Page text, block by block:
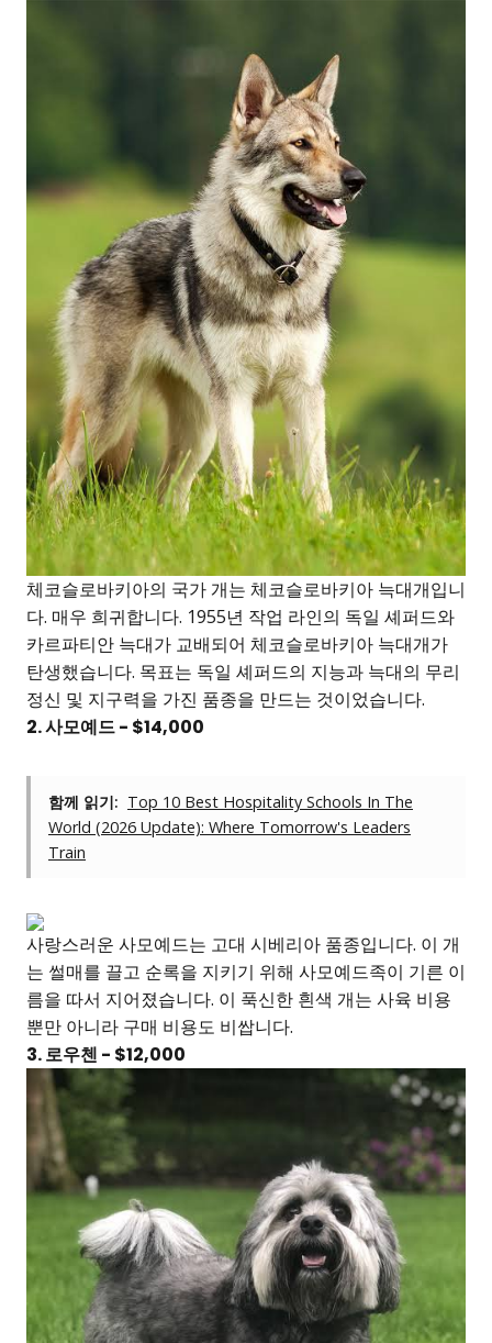
체코슬로바키아의 국가 개는 체코슬로바키아 늑대개입니
다. 매우 희귀합니다. 1955년 작업 라인의 독일 셰퍼드와
카르파티안 늑대가 교배되어 체코슬로바키아 늑대개가
탄생했습니다. 목표는 독일 셰퍼드의 지능과 늑대의 무리
정신 및 지구력을 가진 품종을 만드는 것이었습니다.
2. 사모예드 - $14,000
함께 읽기: Top 10 Best Hospitality Schools In The
World (2026 Update): Where Tomorrow's Leaders
Train
사랑스러운 사모예드는 고대 시베리아 품종입니다. 이 개
는 썰매를 끌고 순록을 지키기 위해 사모예드족이 기른 이
름을 따서 지어졌습니다. 이 푹신한 흰색 개는 사육 비용
뿐만 아니라 구매 비용도 비쌉니다.
3. 로우첸 - $12,000